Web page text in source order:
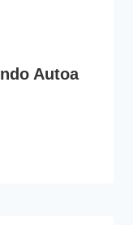
Autoa